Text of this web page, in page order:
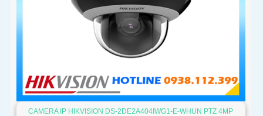
CAMERA IP HIKVISION DS-2DE2A404IWG1-E-WHUN PTZ 4MP